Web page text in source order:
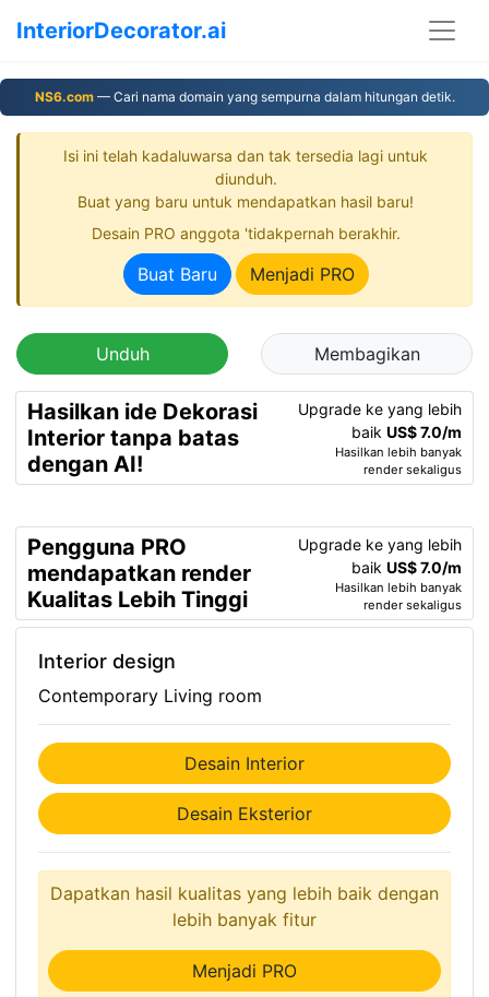
InteriorDecorator.ai
NS6.com— Cari nama domain yang sempurna dalam hitungan detik.
Isi ini telah kadaluwarsa dan tak tersedia lagi untuk
diunduh.
Buat yang baru untuk mendapatkan hasil baru!
Desain PRO anggota 'tidakpernah berakhir.
Buat Baru Menjadi PRO
Unduh Membagikan
Hasilkan ide Dekorasi
Interior tanpa batas
dengan AI!
Upgrade ke yang lebih
baik US$ 7.0/m
Hasilkan lebih banyak
render sekaligus
Pengguna PRO
mendapatkan render
Kualitas Lebih Tinggi
Upgrade ke yang lebih
baik US$ 7.0/m
Hasilkan lebih banyak
render sekaligus
Interior design
Contemporary Living room
Desain Interior
Desain Eksterior
Dapatkan hasil kualitas yang lebih baik dengan
lebih banyak fitur
Menjadi PRO